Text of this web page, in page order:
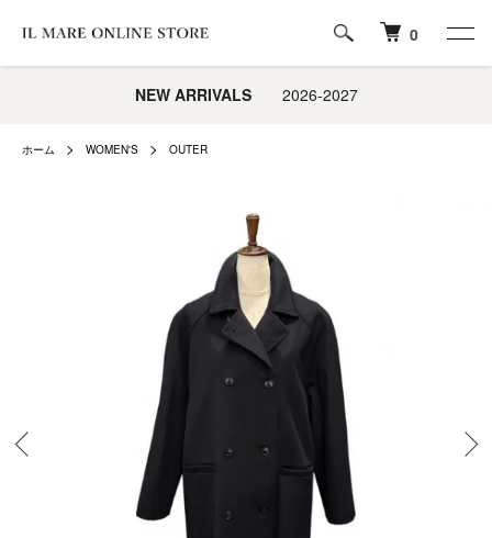
0
NEW ARRIVALS2026-2027
ホーム WOMEN'S OUTER